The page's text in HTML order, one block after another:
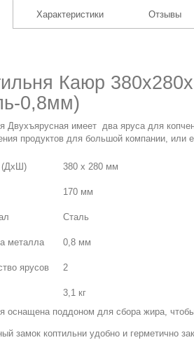
Характеристики Отзывы
Каюр
0,8мм)
Двухъярусная имеет два яруса для
продуктов для большой компании, или
(ДхШ) 380 х 280 мм
170 мм
Сталь
металла 0,8 мм
ярусов 2
3,1 кг
оснащена поддоном для сбора жира,
замок коптильни удобно и герметично